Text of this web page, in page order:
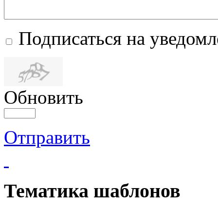
Подписаться на
Обновить
Отправить
Тематика шаблонов